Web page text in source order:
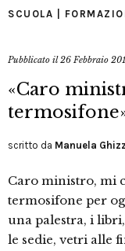
SCUOLA |
Pubblicato il26 Febbraio
«Caro
scritto da Manuela
Caro ministro, mi
termosifone per
una palestra, i
le sedie, vetri alle